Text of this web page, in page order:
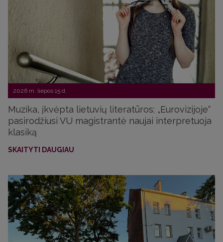
2026 m. liepos 15 d.
Muzika, įkvėpta lietuvių literatūros: „Eurovizijoje“
pasirodžiusi VU magistrantė naujai interpretuoja
klasiką
SKAITYTI DAUGIAU